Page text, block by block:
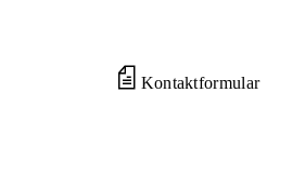
Kontaktformular